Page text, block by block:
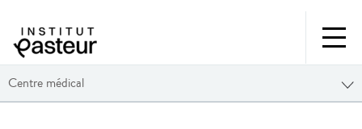
Centre médical